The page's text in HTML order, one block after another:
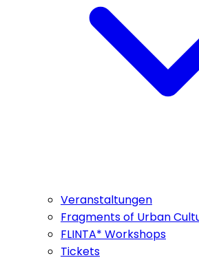
Veranstaltungen
Fragments of Urban
FLINTA* Workshops
Tickets